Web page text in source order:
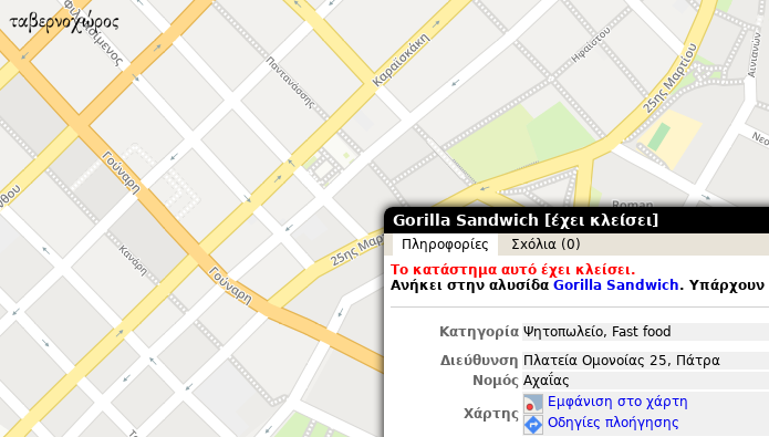
Gorilla Sandwich [έχει κλείσει]
Πληροφορίες
Σxόλια (0)
Το κατάστημα αυτό έχει κλείσει.
Ανήκει στην αλυσίδα Gorilla Sandwich. Υπάρχουν
Κατηγορία Ψητοπωλείο, Fast food
Διεύθυνση Πλατεία Ομονοίας 25, Πάτρα
Νομός Αχαΐας
Χάρτης
Εμφάνιση στο χάρτη
Οδηγίες πλοήγησης